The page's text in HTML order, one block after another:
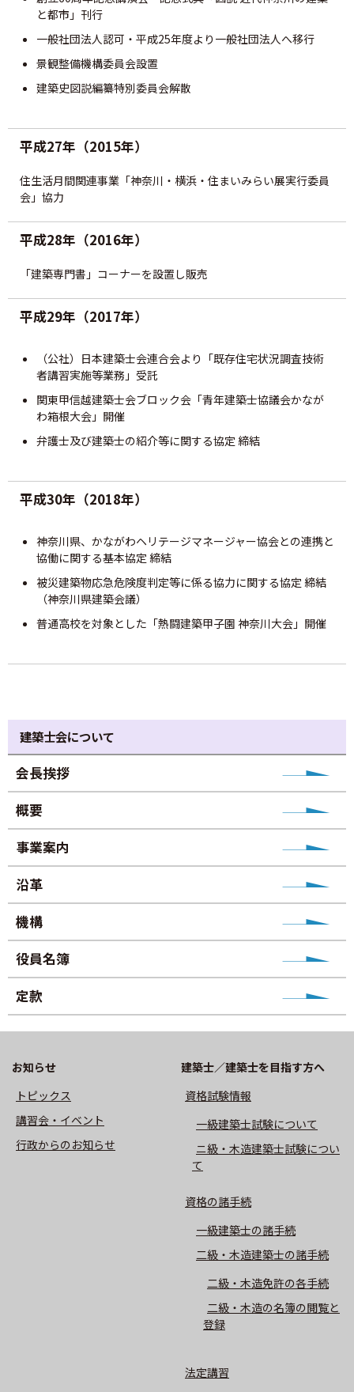
と都市」刊行
一般社団法人認可・平成25年度より一般社団法人へ移行
景観整備機構委員会設置
建築史図説編纂特別委員会解散
平成27年（2015年）
住生活月間関連事業「神奈川・横浜・住まいみらい展実行委員
会」協力
平成28年（2016年）
「建築専門書」コーナーを設置し販売
平成29年（2017年）
（公社）日本建築士会連合会より「既存住宅状況調査技術
者講習実施等業務」受託
関東甲信越建築士会ブロック会「青年建築士協議会かなが
わ箱根大会」開催
弁護士及び建築士の紹介等に関する協定 締結
平成30年（2018年）
神奈川県、かながわヘリテージマネージャー協会との連携と
協働に関する基本協定 締結
被災建築物応急危険度判定等に係る協力に関する協定 締結
（神奈川県建築会議）
普通高校を対象とした「熱闘建築甲子園 神奈川大会」開催
建築士会について
会長挨拶
概要
事業案内
沿革
機構
役員名簿
定款
お知らせ
トピックス
講習会・イベント
⾏政からのお知らせ
建築士／建築士を目指す方へ
資格試験情報
⼀級建築⼠試験について
ニ級・⽊造建築⼠試験につい
て
資格の諸手続
一級建築士の諸手続
二級・木造建築士の諸手続
二級・木造免許の各手続
二級・木造の名簿の閲覧と
登録
法定講習